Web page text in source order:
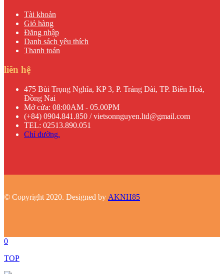
Tài khoản
Giỏ hàng
Đăng nhập
Danh sách yêu thích
Thanh toán
liên hệ
475 Bùi Trọng Nghĩa, KP 3, P. Trảng Dài, TP. Biên Hoà,
Đồng Nai
Mở cửa: 08:00AM - 05.00PM
(+84) 0904.841.850 / vietsonnguyen.ltd@gmail.com
TEL: 02513.890.051
Chỉ đường.
© Copyright 2020. Designed by AKNH85
0
TOP